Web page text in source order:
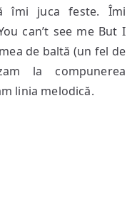
îmi juca feste. Îmi
can’t see me But I
de baltă (un fel de
la compunerea
linia melodică.